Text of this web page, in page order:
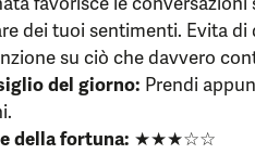
dei tuoi sentimenti. Evita
su ciò che davvero
del giorno: Prendi
della fortuna: ★★★☆☆